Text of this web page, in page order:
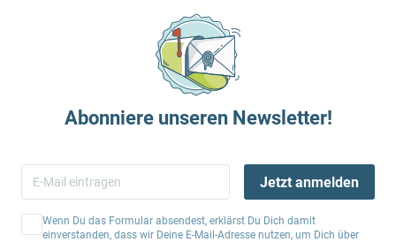
Abonniere unseren Newsletter!
Jetzt anmelden
Wenn Du das Formular absendest, erklärst Du Dich damit
einverstanden, dass wir Deine E-Mail-Adresse nutzen, um Dich über